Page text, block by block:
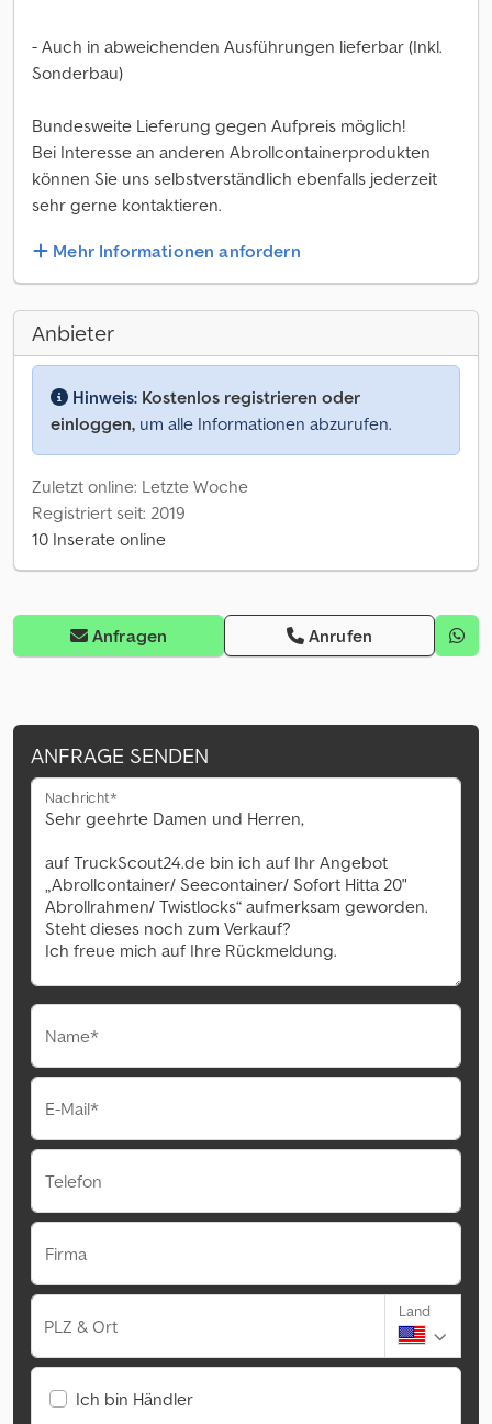
- Auch in abweichenden Ausführungen lieferbar (Inkl.
Sonderbau)
Bundesweite Lieferung gegen Aufpreis möglich!
Bei Interesse an anderen Abrollcontainerprodukten
können Sie uns selbstverständlich ebenfalls jederzeit
sehr gerne kontaktieren.
Mehr Informationen anfordern
Anbieter
Hinweis: Kostenlos registrieren oder
einloggen, um alle Informationen abzurufen.
Zuletzt online: Letzte Woche
Registriert seit: 2019
10 Inserate online
Anfragen Anrufen
ANFRAGE SENDEN
Nachricht*
Name*
E-Mail*
Telefon
Firma
PLZ & Ort
Land
Ich bin Händler